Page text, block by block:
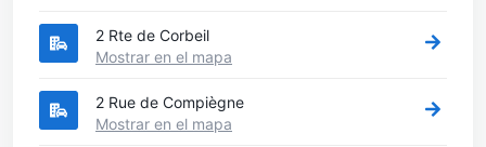
2 Rte de Corbeil
Mostrar en el mapa
2 Rue de Compiègne
Mostrar en el mapa